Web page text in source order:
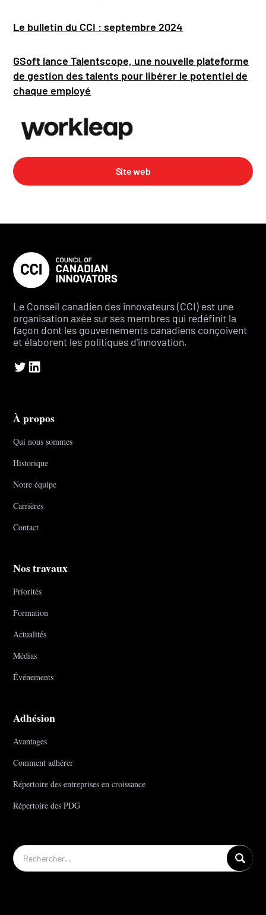
Site web
Le bulletin du CCI : septembre 2024
GSoft lance Talentscope, une nouvelle plateforme
de gestion des talents pour libérer le potentiel de
chaque employé
Le Conseil canadien des innovateurs (CCI) est une
organisation axée sur ses membres qui redéfinit la
façon dont les gouvernements canadiens conçoivent
et élaborent les politiques d'innovation.
À propos
Qui nous sommes
Historique
Notre équipe
Carrières
Contact
Nos travaux
Priorités
Formation
Actualités
Médias
Événements
Adhésion
Avantages
Comment adhérer
Répertoire des entreprises en croissance
Répertoire des PDG